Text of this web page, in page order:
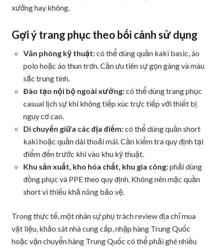
xưởng hay không.
Gợi ý trang phục theo bối cảnh sử dụng
Văn phòng kỹ thuật:có thể dùng quần kaki basic, áo
polo hoặc áo thun trơn. Cần ưu tiên sự gọn gàng và màu
sắc trung tính.
Đào tạo nội bộ ngoài xưởng:có thể dùng trang phục
casual lịch sự khi không tiếp xúc trực tiếp với thiết bị
nguy cơ cao.
Di chuyển giữa các địa điểm:có thể dùng quần short
kaki hoặc quần dài thoải mái. Cần kiểm tra quy định tại
điểm đến trước khi vào khu kỹ thuật.
Khu sản xuất, kho hóa chất, khu gia công:phải dùng
đồng phục và PPE theo quy định. Không nên mặc quần
short vì thiếu khả năng bảo vệ.
Trong thực tế, một nhân sự phụ trách review địa chỉ mua
vật liệu, khảo sát nhà cung cấp, nhập hàng Trung Quốc
hoặc vận chuyển hàng Trung Quốc có thể phải ghé nhiều